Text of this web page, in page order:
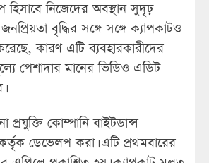
হিসাবে নিজেদের অবস্থান সুদৃঢ়
বৃদ্ধির সঙ্গে সঙ্গে ক্যাপকাটও
কারণ এটি ব্যবহারকারীদের
পেশাদার মানের ভিডিও এডিট
প্রযুক্তি কোম্পানি বাইটডান্স
ডেভেলপ করা। এটি প্রথমবারের